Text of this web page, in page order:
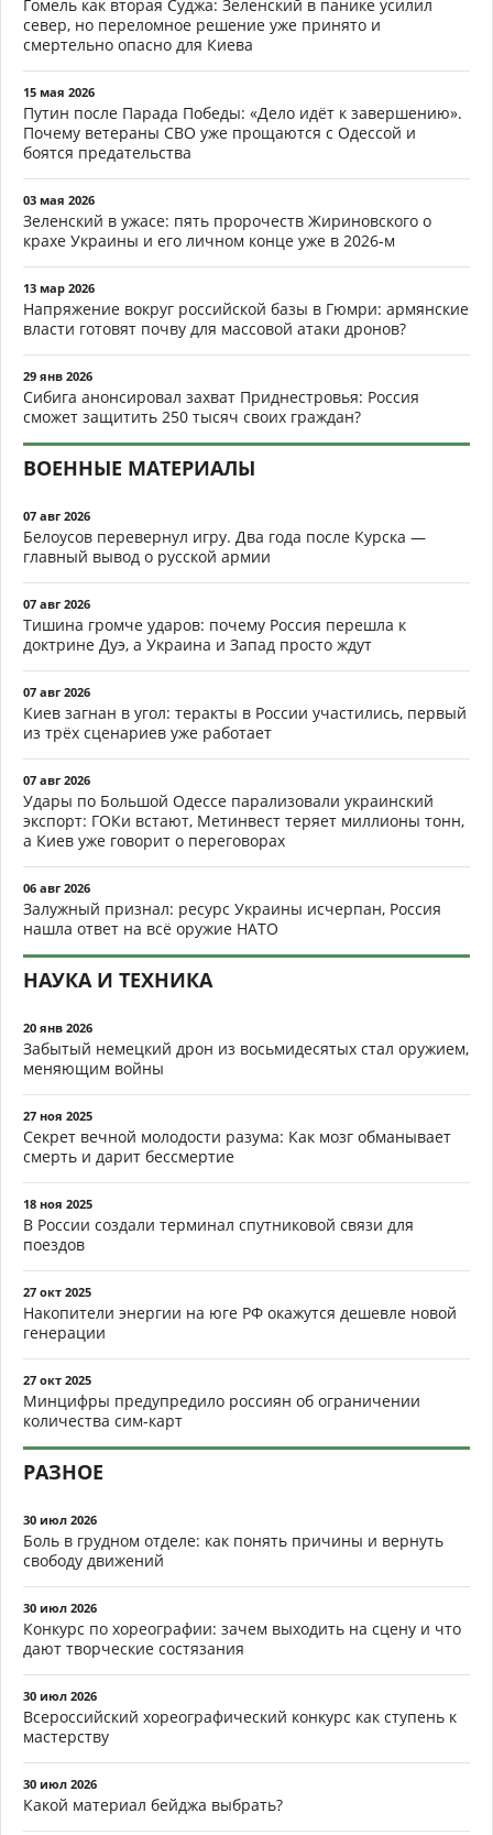
Гомель как вторая Суджа: Зеленский в панике усилил
север, но переломное решение уже принято и
смертельно опасно для Киева
15 мая 2026
Путин после Парада Победы: «Дело идёт к завершению».
Почему ветераны СВО уже прощаются с Одессой и
боятся предательства
03 мая 2026
Зеленский в ужасе: пять пророчеств Жириновского о
крахе Украины и его личном конце уже в 2026-м
13 мар 2026
Напряжение вокруг российской базы в Гюмри: армянские
власти готовят почву для массовой атаки дронов?
29 янв 2026
Сибига анонсировал захват Приднестровья: Россия
сможет защитить 250 тысяч своих граждан?
ВОЕННЫЕ МАТЕРИАЛЫ
07 авг 2026
Белоусов перевернул игру. Два года после Курска —
главный вывод о русской армии
07 авг 2026
Тишина громче ударов: почему Россия перешла к
доктрине Дуэ, а Украина и Запад просто ждут
07 авг 2026
Киев загнан в угол: теракты в России участились, первый
из трёх сценариев уже работает
07 авг 2026
Удары по Большой Одессе парализовали украинский
экспорт: ГОКи встают, Метинвест теряет миллионы тонн,
а Киев уже говорит о переговорах
06 авг 2026
Залужный признал: ресурс Украины исчерпан, Россия
нашла ответ на всё оружие НАТО
НАУКА И ТЕХНИКА
20 янв 2026
Забытый немецкий дрон из восьмидесятых стал оружием,
меняющим войны
27 ноя 2025
Секрет вечной молодости разума: Как мозг обманывает
смерть и дарит бессмертие
18 ноя 2025
В России создали терминал спутниковой связи для
поездов
27 окт 2025
Накопители энергии на юге РФ окажутся дешевле новой
генерации
27 окт 2025
Минцифры предупредило россиян об ограничении
количества сим-карт
РАЗНОЕ
30 июл 2026
Боль в грудном отделе: как понять причины и вернуть
свободу движений
30 июл 2026
Конкурс по хореографии: зачем выходить на сцену и что
дают творческие состязания
30 июл 2026
Всероссийский хореографический конкурс как ступень к
мастерству
30 июл 2026
Какой материал бейджа выбрать?